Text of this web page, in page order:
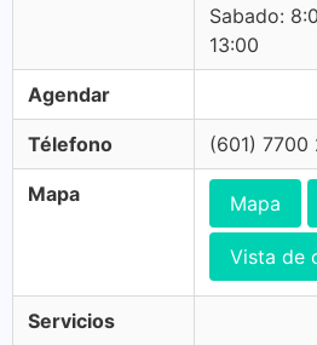
Sabado:
13:00
Agendar
Télefono (601) 7700
Mapa Mapa
Vista de
Servicios